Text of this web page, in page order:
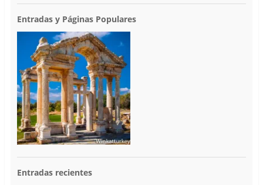
Entradas y Páginas Populares
Entradas recientes